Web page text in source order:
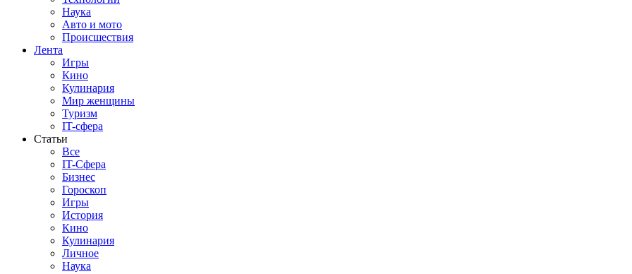
Наука
Авто и мото
Происшествия
Лента
Игры
Кино
Кулинария
Мир женщины
Туризм
IT-сфера
Статьи
Все
IT-Сфера
Бизнес
Гороскоп
Игры
История
Кино
Кулинария
Личное
Наука